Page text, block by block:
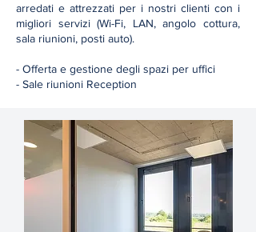
arredati e attrezzati per i nostri clienti con i
migliori servizi (Wi-Fi, LAN, angolo cottura,
sala riunioni, posti auto).
- Offerta e gestione degli spazi per uffici
- Sale riunioni Reception